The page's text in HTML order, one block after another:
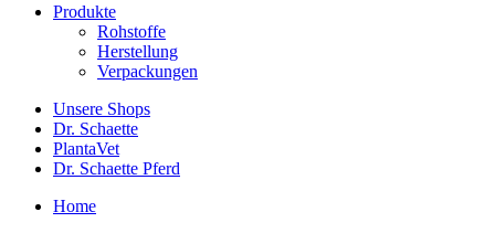
Produkte
Rohstoffe
Herstellung
Verpackungen
Unsere Shops
Dr. Schaette
PlantaVet
Dr. Schaette Pferd
Home